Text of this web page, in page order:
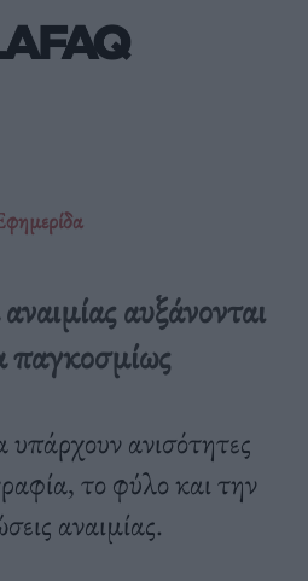
αυξάνονται
παγκοσμίως
ανισότητες
το φύλο και την
αναιμίας.